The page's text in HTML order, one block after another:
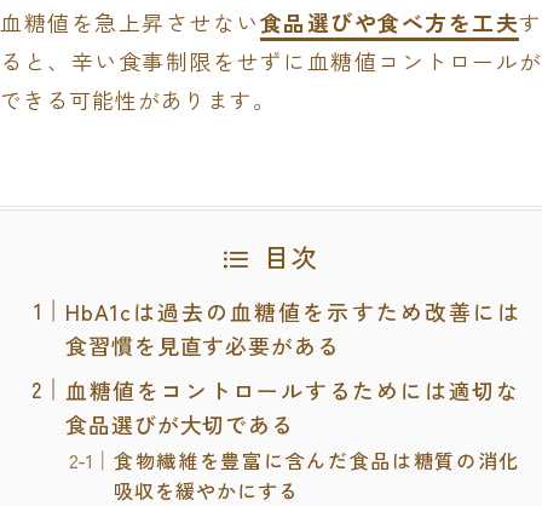
血糖値を急上昇させない食品選びや食べ方を工夫す
ると、辛い食事制限をせずに血糖値コントロールが
できる可能性があります。
目次
HbA1cは過去の血糖値を示すため改善には
食習慣を見直す必要がある
血糖値をコントロールするためには適切な
食品選びが大切である
食物繊維を豊富に含んだ食品は糖質の消化
吸収を緩やかにする